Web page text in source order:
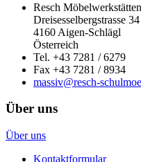
Resch
Dreisesselbergstrasse 34
4160 Aigen-Schlägl
Österreich
Tel. +43 7281 / 6279
Fax +43 7281 / 8934
massiv@resch-
Über uns
Über uns
Kontaktformular